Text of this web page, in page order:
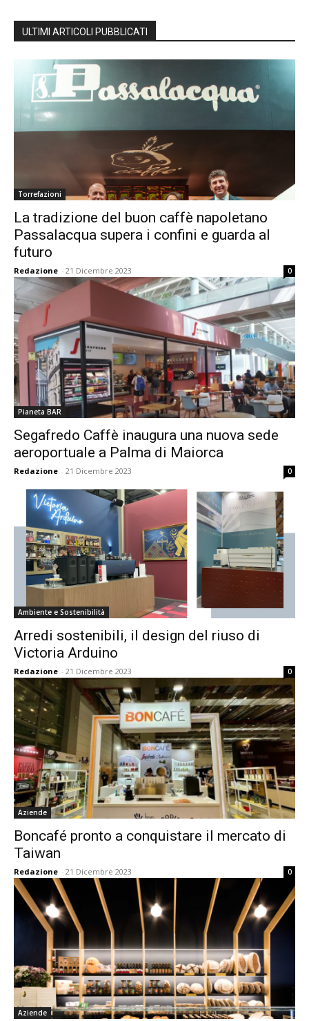
ULTIMI ARTICOLI PUBBLICATI
Torrefazioni
La tradizione del buon caffè napoletano
Passalacqua supera i confini e guarda al
futuro
Redazione - 21 Dicembre 2023 0
Pianeta BAR
Segafredo Caffè inaugura una nuova sede
aeroportuale a Palma di Maiorca
Redazione - 21 Dicembre 2023 0
Ambiente e Sostenibilità
Arredi sostenibili, il design del riuso di
Victoria Arduino
Redazione - 21 Dicembre 2023 0
Aziende
Boncafé pronto a conquistare il mercato di
Taiwan
Redazione - 21 Dicembre 2023 0
Aziende